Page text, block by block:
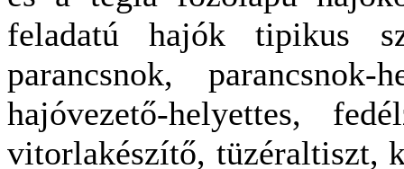
feladatú hajók tipikus
parancsnok,
hajóvezető-helyettes,
vitorlakészítő, tüzéraltiszt,